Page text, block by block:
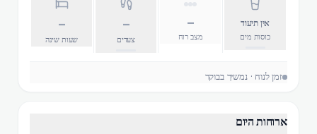
אין תיעוד
כוסות מים
–
מצב רוח
–
צעדים
–
שעות שינה
זמן לנוח · נמשיך בבוקר
ארוחות היום